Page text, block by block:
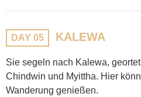
DAY 05 KALEWA
Sie segeln nach Kalewa,
Chindwin und Myittha. Hier
Wanderung genießen.